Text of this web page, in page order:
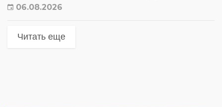
06.08.2026
Читать еще